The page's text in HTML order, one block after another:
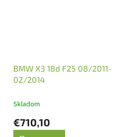
BMW X3 18d F25 08/2011-
02/2014
Skladom
€710,10